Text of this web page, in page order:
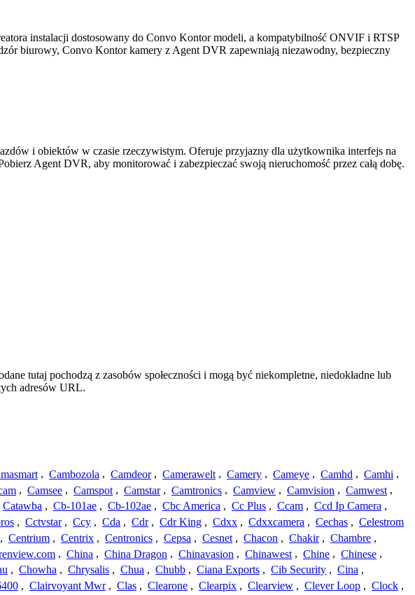
instalacji dostosowany do Convo Kontor modeli, a kompatybilność ONVIF i RTSP
biurowy, Convo Kontor kamery z Agent DVR zapewniają niezawodny, bezpieczny
i obiektów w czasie rzeczywistym. Oferuje przyjazny dla użytkownika interfejs na
Agent DVR, aby monitorować i zabezpieczać swoją nieruchomość przez całą dobę.
tutaj pochodzą z zasobów społeczności i mogą być niekompletne, niedokładne lub
adresów URL.
, Cambozola , Camdeor , Camerawelt , Camery , Cameye , Camhd , Camhi ,
, Camsee , Camspot , Camstar , Camtronics , Camview , Camvision , Camwest ,
Catawba , Cb-101ae , Cb-102ae , Cbc America , Cc Plus , Ccam , Ccd Ip Camera ,
, Cctvstar , Ccy , Cda , Cdr , Cdr King , Cdxx , Cdxxcamera , Cechas , Celestrom
, Centrium , Centrix , Centronics , Cepsa , Cesnet , Chacon , Chakir , Chambre ,
, China , China Dragon , Chinavasion , Chinawest , Chine , Chinese ,
, Chowha , Chrysalis , Chua , Chubb , Ciana Exports , Cib Security , Cina ,
, Clairvoyant Mwr , Clas , Clearone , Clearpix , Clearview , Clever Loop , Clock ,